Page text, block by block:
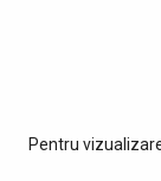
Pentru